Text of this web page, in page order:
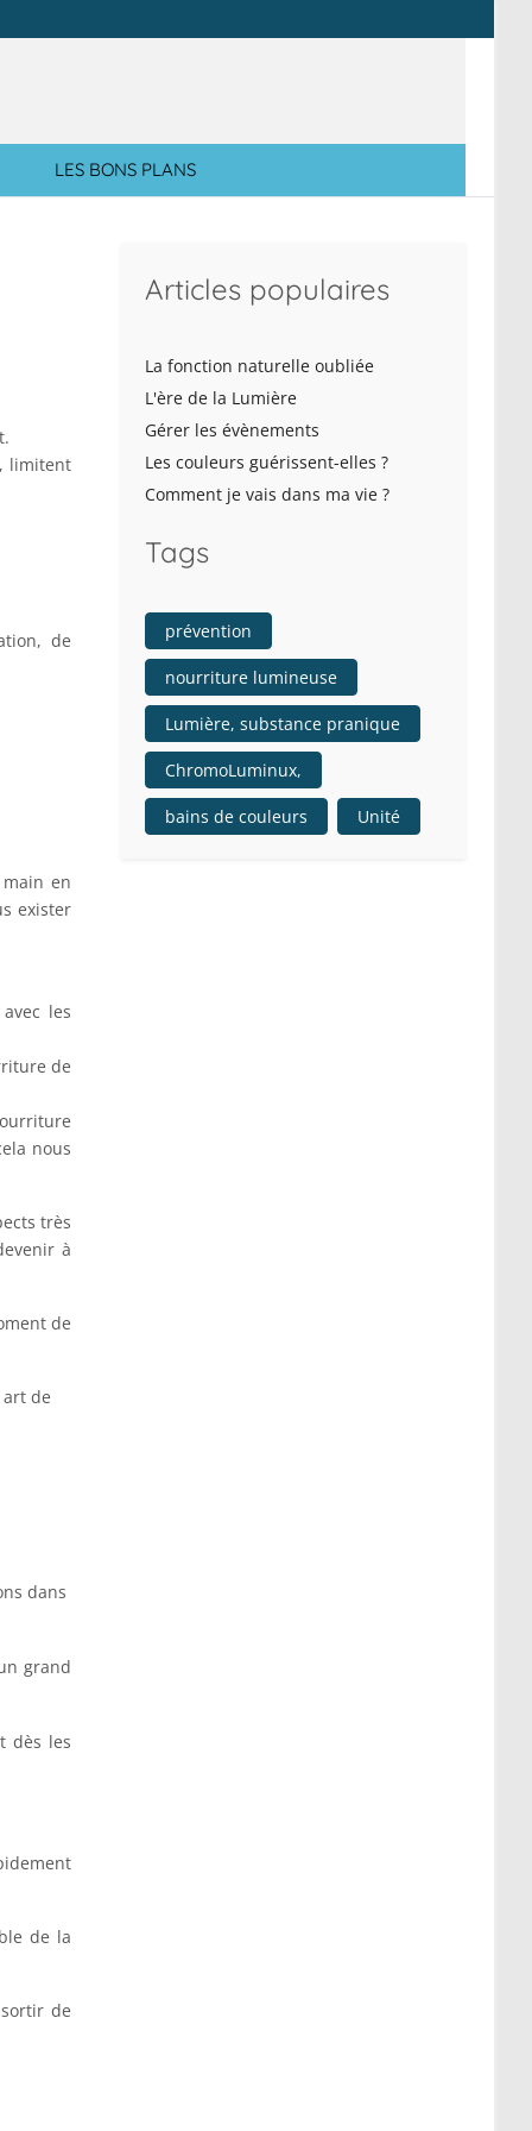
LES BONS PLANS
limitent
de
en
exister
les
de
nous
très
à
de
de
dans
grand
dès les
de la
de
Articles populaires
La fonction naturelle oubliée
L'ère de la Lumière
Gérer les évènements
Les couleurs guérissent-elles ?
Comment je vais dans ma vie ?
Tags
prévention
nourriture lumineuse
Lumière, substance pranique
ChromoLuminux,
bains de couleurs Unité